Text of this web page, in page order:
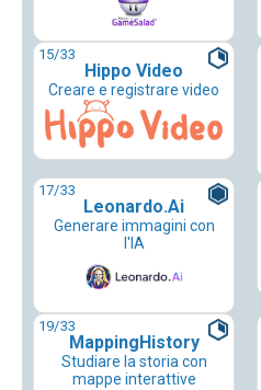
15/33
Hippo Video
Creare e registrare video
17/33
Leonardo.Ai
Generare immagini con
l'IA
19/33
MappingHistory
Studiare la storia con
mappe interattive